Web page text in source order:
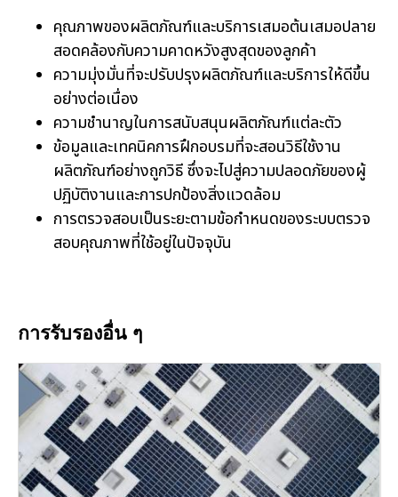
คุณภาพของผลิตภัณฑ์และบริการเสมอต้นเสมอปลาย
สอดคล้องกับความคาดหวังสูงสุดของลูกค้า
ความมุ่งมั่นที่จะปรับปรุงผลิตภัณฑ์และบริการให้ดีขึ้น
อย่างต่อเนื่อง
ความชำนาญในการสนับสนุนผลิตภัณฑ์แต่ละตัว
ข้อมูลและเทคนิคการฝึกอบรมที่จะสอนวิธีใช้งาน
ผลิตภัณฑ์อย่างถูกวิธี ซึ่งจะไปสู่ความปลอดภัยของผู้
ปฏิบัติงานและการปกป้องสิ่งแวดล้อม
การตรวจสอบเป็นระยะตามข้อกำหนดของระบบตรวจ
สอบคุณภาพที่ใช้อยู่ในปัจจุบัน
การรับรองอื่น ๆ